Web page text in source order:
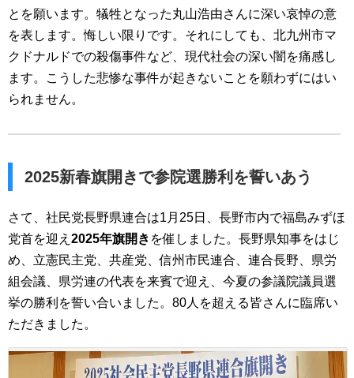
とを願います。犠牲となった丸山浩由さんに深い哀悼の意
を表します。悔しい限りです。それにしても、北九州市マ
クドナルドでの殺傷事件など、現代社会の深い闇を痛感し
ます。こうした悲惨な事件が起きないことを願わずにはい
られません。
2025新春旗開きで参院選勝利を誓いあう
さて、社民党長野県連合は1月25日、長野市内で福島みずほ
党首を迎え 2025年旗開き を催しました。長野県知事をはじ
め、立憲民主党、共産党、信州市民連合、連合長野、県労
組会議、県労連の代表を来賓で迎え、今夏の参議院議員選
挙の勝利を誓い合いました。80人を超える皆さんに臨席い
ただきました。